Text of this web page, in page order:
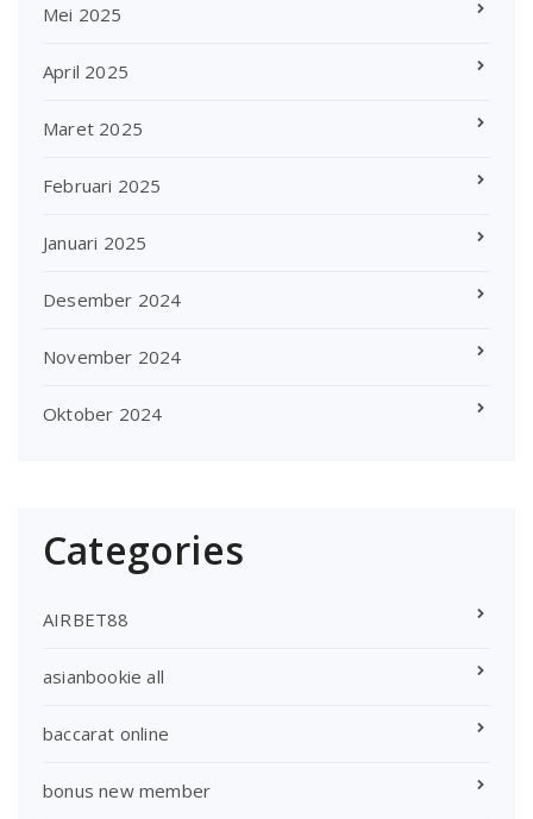
Mei 2025
April 2025
Maret 2025
Februari 2025
Januari 2025
Desember 2024
November 2024
Oktober 2024
Categories
AIRBET88
asianbookie all
baccarat online
bonus new member